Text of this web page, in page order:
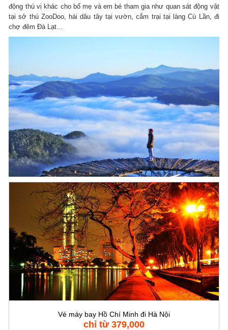
động thú vị khác cho bố mẹ và em bé tham gia như quan sát động vật
tại sở thú ZooDoo, hái dâu tây tại vườn, cắm trại tại làng Cù Lần, đi
chợ đêm Đà Lạt…
Vé máy bay Hồ Chí Minh đi Hà Nội
chỉ từ 379,000